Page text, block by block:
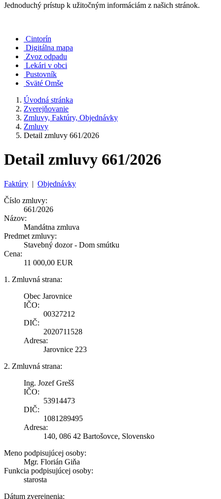
Jednoduchý prístup k užitočným informáciám z našich stránok.
Cintorín
Digitálna mapa
Zvoz odpadu
Lekári v obci
Pustovník
Sväté Omše
Úvodná stránka
Zverejňovanie
Zmluvy, Faktúry, Objednávky
Zmluvy
Detail zmluvy 661/2026
Detail zmluvy 661/2026
Faktúry | Objednávky
Číslo zmluvy:
661/2026
Názov:
Mandátna zmluva
Predmet zmluvy:
Stavebný dozor - Dom smútku
Cena:
11 000,00 EUR
1. Zmluvná strana:
Obec Jarovnice
IČO:
00327212
DIČ:
2020711528
Adresa:
Jarovnice 223
2. Zmluvná strana:
Ing. Jozef Grešš
IČO:
53914473
DIČ:
1081289495
Adresa:
140, 086 42 Bartošovce, Slovensko
Meno podpisujúcej osoby:
Mgr. Florián Giňa
Funkcia podpisujúcej osoby:
starosta
Dátum zverejnenia: